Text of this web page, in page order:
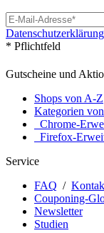
Datenschutzerklärung
* Pflichtfeld
Gutscheine und
Shops von A-Z
Kategorien
Chrome-
Firefox-
Service
FAQ /
Couponing-
Newsletter
Studien